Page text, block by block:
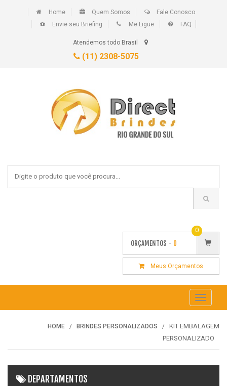
Home Quem Somos
Fale Conosco
Envie seu Briefing
Me Ligue FAQ
Atendemos todo Brasil
(11) 2308-5075
ORÇAMENTOS - 0
0
Meus Orçamentos
Toggle
HOME BRINDES PERSONALIZADOS
KIT EMBALAGEM
PERSONALIZADO
DEPARTAMENTOS